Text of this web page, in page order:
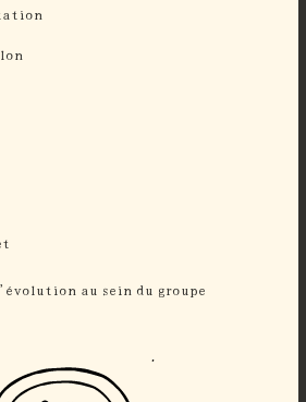
au sein du groupe